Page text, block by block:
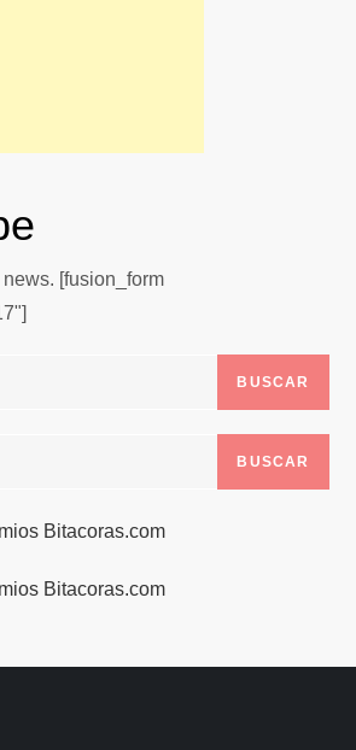
[fusion_form